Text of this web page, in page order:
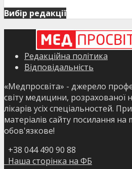
Вибір редакції
Редакційна політика
Відповідальність
«Медпросвіта» - джерело
світу медицини, розрахованої
лікарів усіх спеціальностей.
матеріалів сайту посилання
обов'язкове!
+38 044 490 90 88
Наша сторінка на ФБ